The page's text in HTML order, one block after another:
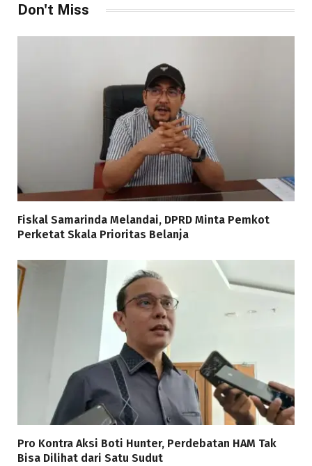
Don't Miss
Fiskal Samarinda Melandai, DPRD Minta Pemkot
Perketat Skala Prioritas Belanja
Pro Kontra Aksi Boti Hunter, Perdebatan HAM Tak
Bisa Dilihat dari Satu Sudut